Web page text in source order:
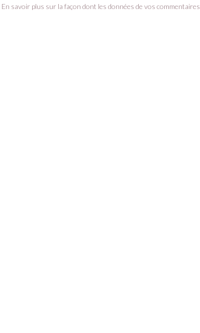
En savoir plus sur la façon dont les données de vos commentaires